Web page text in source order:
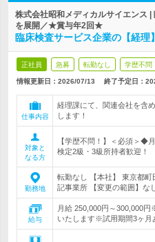
株式会社昭和メディカルサイエンス
を展開／★賞与年2回★
臨床検査サービス企業の【経
正社員 急募 転勤なし 学歴不問
情報更新日：2026/07/13 終了予定日：
仕事内容
経理課にて、関連会社を含
します！
対象と
なる方
【学歴不問！】＜必須＞◆
検定2級・3級所持者歓迎！
勤務地
転勤なし 【本社】 東京都
記事業所 【変更の範囲】な
給与
月給 250,000円～300,000
いたします※試用期間3ヶ月